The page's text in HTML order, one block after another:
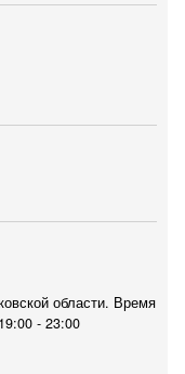
области. Время
- 23:00